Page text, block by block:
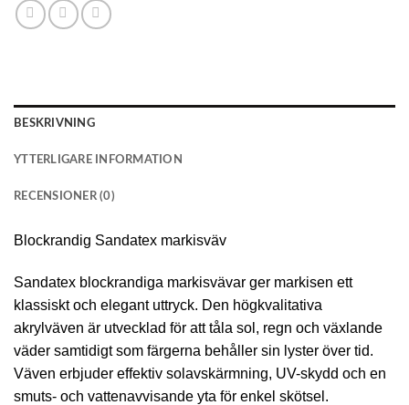
BESKRIVNING
YTTERLIGARE INFORMATION
RECENSIONER (0)
Blockrandig Sandatex markisväv
Sandatex blockrandiga markisvävar ger markisen ett
klassiskt och elegant uttryck. Den högkvalitativa
akrylväven är utvecklad för att tåla sol, regn och växlande
väder samtidigt som färgerna behåller sin lyster över tid.
Väven erbjuder effektiv solavskärmning, UV-skydd och en
smuts- och vattenavvisande yta för enkel skötsel.